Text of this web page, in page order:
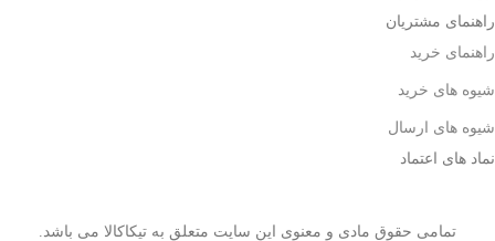
راهنمای مشتریان
راهنمای خرید
شیوه های خرید
شیوه های ارسال
نماد های اعتماد
تمامی حقوق مادی و معنوی این سایت متعلق به تیکاکالا می باشد.